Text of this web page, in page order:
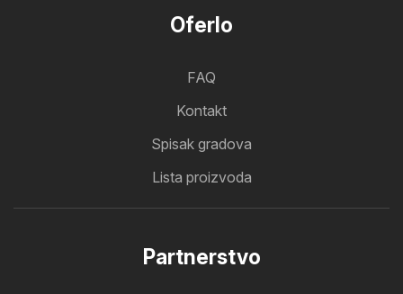
Oferlo
FAQ
Kontakt
Spisak gradova
Lista proizvoda
Partnerstvo